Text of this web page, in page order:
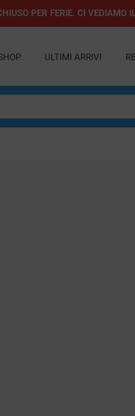
PER FERIE. CI VEDIAMO
ULTIMI ARRIVI